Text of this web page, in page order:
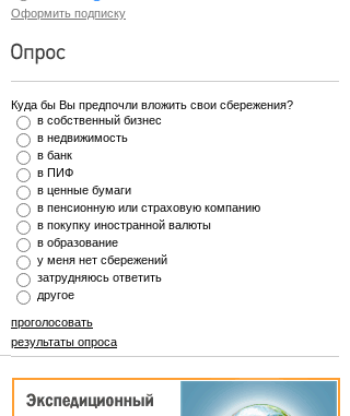
Оформить подписку
Куда бы Вы предпочли вложить свои сбережения?
в собственный бизнес
в недвижимость
в банк
в ПИФ
в ценные бумаги
в пенсионную или страховую компанию
в покупку иностранной валюты
в образование
у меня нет сбережений
затрудняюсь ответить
другое
проголосовать
результаты опроса